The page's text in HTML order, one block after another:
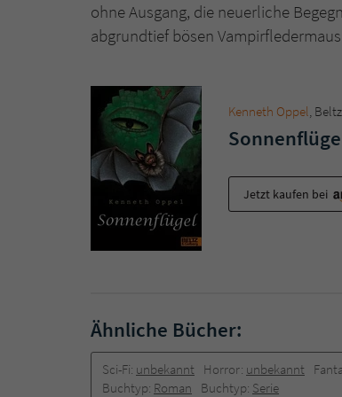
ohne Ausgang, die neuerliche
abgrundtief bösen
Kenneth Oppel,
Jetzt kaufen bei
Ähnliche Bücher:
Sci-Fi: unbekannt Horror: unbekannt
Buchtyp: Roman Buchtyp: Serie